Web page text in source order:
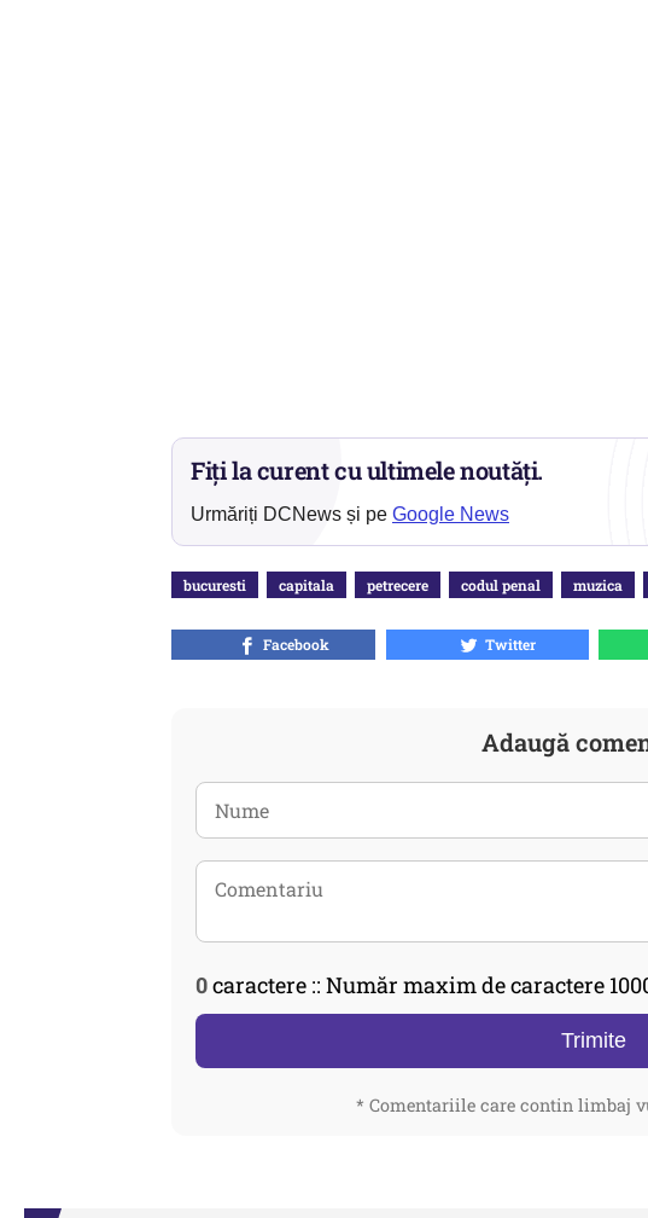
Fiți la curent cu ultimele noutăți.
Urmăriți DCNews și pe Google News
bucuresti capitala petrecere codul penal muzica
Facebook Twitter
Adaugă
0caractere :: Număr maxim de caractere
Trimite
* Comentariile care contin limbaj